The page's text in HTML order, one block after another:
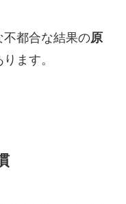
都合な結果の原
ます。